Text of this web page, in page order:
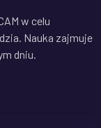
w celu
Nauka zajmuje
dniu.